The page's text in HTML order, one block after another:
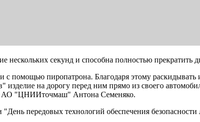
нескольких секунд и способна полностью
помощью пиропатрона. Благодаря этому раскидывать
на дорогу перед ним прямо из своего
АО "ЦНИИточмаш" Антона Семеняко.
передовых технологий обеспечения